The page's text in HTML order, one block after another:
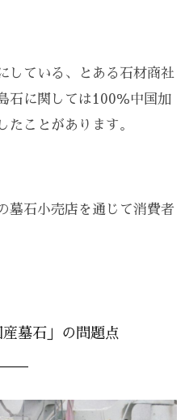
している、とある石材商社
石に関しては100％中国加
たことがあります。
墓石小売店を通じて消費者
墓石」の問題点